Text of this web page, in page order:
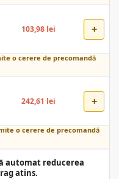
103,98 lei +
o cerere de precomandă
242,61 lei +
o cerere de precomandă
automat reducerea
atins.